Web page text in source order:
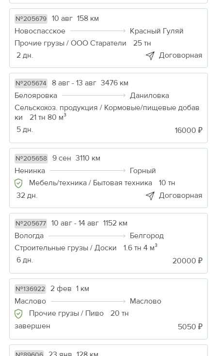
№205679 10 авг 158 км
Новоспасское
Красный Гуляй
Прочие грузы / ООО Старатели
25 тн
2 дн.
Договорная
№205674 8 авг - 13 авг 3476 км
Белояровка
Даниловка
Сельскохоз. продукция / Кормовые/пищевые добав
ки
21 тн 80 м³
5 дн.
16000 ₽
№205658 9 сен 3110 км
Ненинка
Горный
Мебель/техника / Бытовая техника
10 тн
32 дн.
Договорная
№205677 10 авг - 14 авг 1152 км
Вологда
Белгород
Строительные грузы / Доски
1.6 тн 4 м³
6 дн.
20000 ₽
№136922 2 фев 1 км
Маслово
Маслово
Прочие грузы / Пиво
20 тн
завершен
5050 ₽